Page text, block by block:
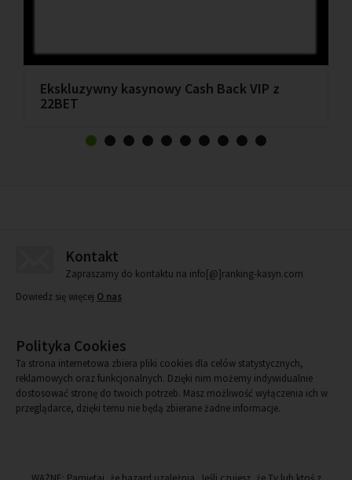
Ekskluzywny kasynowy Cash Back VIP z
22BET
Kontakt
Zapraszamy do kontaktu na info[@]ranking-kasyn.com
Dowiedz się więcej O nas
Polityka Cookies
Ta strona internetowa zbiera pliki cookies dla celów statystycznych,
reklamowych oraz funkcjonalnych. Dzięki nim możemy indywidualnie
dostosować stronę do twoich potrzeb. Masz możliwość wyłączenia ich w
przeglądarce, dzięki temu nie będą zbierane żadne informacje.